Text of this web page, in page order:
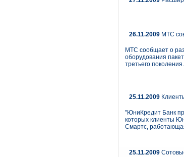
26.11.2009 МТС
МТС сообщает о
оборудования
третьего поколения.
25.11.2009
"ЮниКредит Банк
которых клиенты
Смартс,
25.11.2009